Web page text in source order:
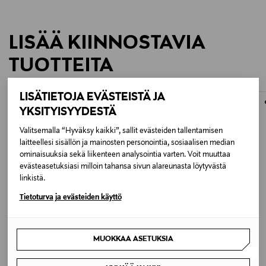
LISÄTIETOJA EVÄSTEISTÄ JA
YKSITYISYYDESTÄ
Valitsemalla “Hyväksy kaikki”, sallit evästeiden tallentamisen
laitteellesi sisällön ja mainosten personointia, sosiaalisen median
ominaisuuksia sekä liikenteen analysointia varten. Voit muuttaa
evästeasetuksiasi milloin tahansa sivun alareunasta löytyvästä
linkistä.
Tietoturva ja evästeiden käyttö
MUOKKAA ASETUKSIA
LISÄÄ KIINNOSTAVIA
TUOTTEITA